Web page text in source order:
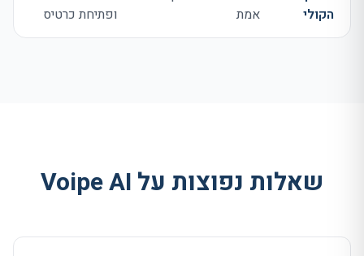
הקולי
אמת
ופתיחת כרטיס
שאלות נפוצות על Voipe AI